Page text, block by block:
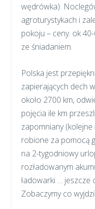
wędrówka).
agroturystykach i
pokoju – ceny. ok
ze śniadaniem.
Polska jest
zapierających dech
około 2700 km,
pojęcia ile km
zapomniany
robione za pomocą
na 2-tygodniowy
rozładowanym
ładowarki … jeszcze
Zobaczymy co